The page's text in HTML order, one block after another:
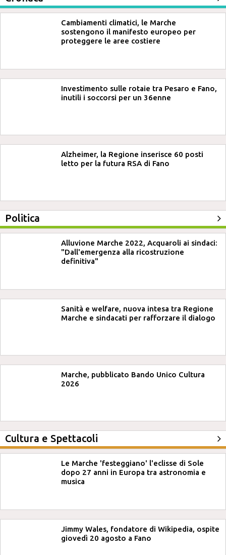
Cambiamenti climatici, le Marche
sostengono il manifesto europeo per
proteggere le aree costiere
Investimento sulle rotaie tra Pesaro e Fano,
inutili i soccorsi per un 36enne
Alzheimer, la Regione inserisce 60 posti
letto per la futura RSA di Fano
Politica
Alluvione Marche 2022, Acquaroli ai sindaci:
"Dall'emergenza alla ricostruzione
definitiva"
Sanità e welfare, nuova intesa tra Regione
Marche e sindacati per rafforzare il dialogo
Marche, pubblicato Bando Unico Cultura
2026
Cultura e Spettacoli
Le Marche 'festeggiano' l'eclisse di Sole
dopo 27 anni in Europa tra astronomia e
musica
Jimmy Wales, fondatore di Wikipedia, ospite
giovedì 20 agosto a Fano